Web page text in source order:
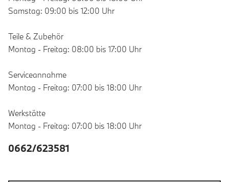
Samstag: 09:00 bis 12:00 Uhr
Teile & Zubehör
Montag - Freitag: 08:00 bis 17:00 Uhr
Serviceannahme
Montag - Freitag: 07:00 bis 18:00 Uhr
Werkstätte
Montag - Freitag: 07:00 bis 18:00 Uhr
0662/623581